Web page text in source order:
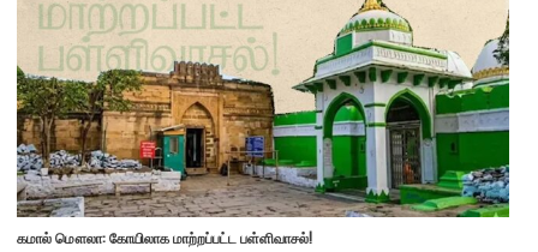
கமால் மௌலா: கோயிலாக மாற்றப்பட்ட பள்ளிவாசல்!